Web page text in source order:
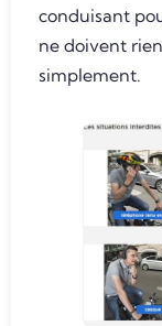
conduisant
ne doivent
simplement.